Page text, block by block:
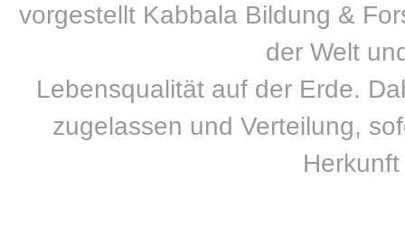
vorgestellt Kabbala Bildung &
der Welt
Lebensqualität auf der Erde.
zugelassen und Verteilung,